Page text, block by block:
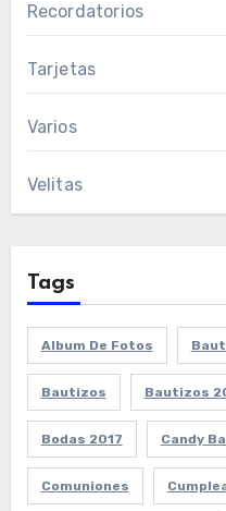
Recordatorios
Tarjetas
Varios
Velitas
Tags
Album De Fotos
Bautizos Bautizos
Bodas 2017 Candy
Comuniones